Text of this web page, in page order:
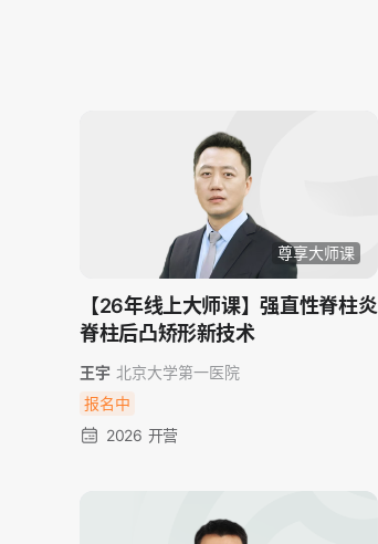
尊享大师课
【26年线上大师课】强直性脊柱炎
脊柱后凸矫形新技术
王宇 北京大学第一医院
报名中
2026 开营